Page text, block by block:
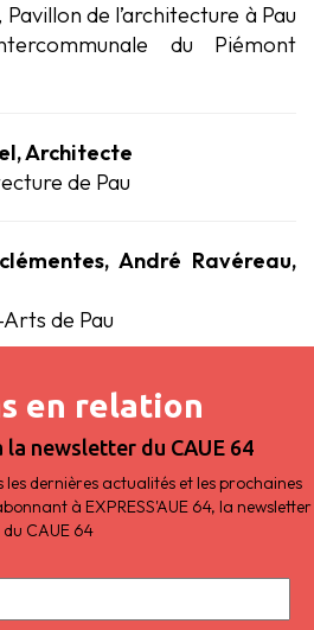
de l’architecture à Pau
du Piémont
Architecte
de Pau
André Ravéreau,
de Pau
en relation
newsletter du CAUE 64
les dernières actualités et les prochaines
à EXPRESS'AUE 64, la newsletter
du CAUE 64